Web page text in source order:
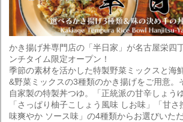
かき揚げ丼専門店の「半日家」が名古屋栄四
ンチタイム限定オープン！
季節の素材を活かした特製野菜ミックスと海
&野菜ミックスの3種類のかき揚げをご用意。
自家製の特製丼つゆ。「正統派の甘辛しょう
「さっぱり柚子こしょう風味 しお味」「甘
味爽やか ソース味」の4種類からお選びいただ